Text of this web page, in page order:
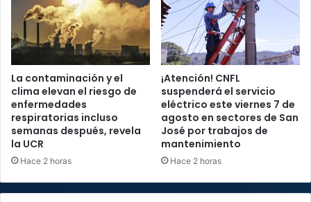
La contaminación y el
clima elevan el riesgo de
enfermedades
respiratorias incluso
semanas después, revela
la UCR
Hace 2 horas
¡Atención! CNFL
suspenderá el servicio
eléctrico este viernes 7 de
agosto en sectores de San
José por trabajos de
mantenimiento
Hace 2 horas